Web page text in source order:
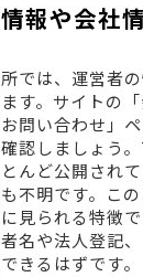
報や会社
では、運営者
す。サイトの
問い合わせ」ペ
認しましょう
んど公開され
不明です。こ
見られる特徴
名や法人登記
きるはずです。